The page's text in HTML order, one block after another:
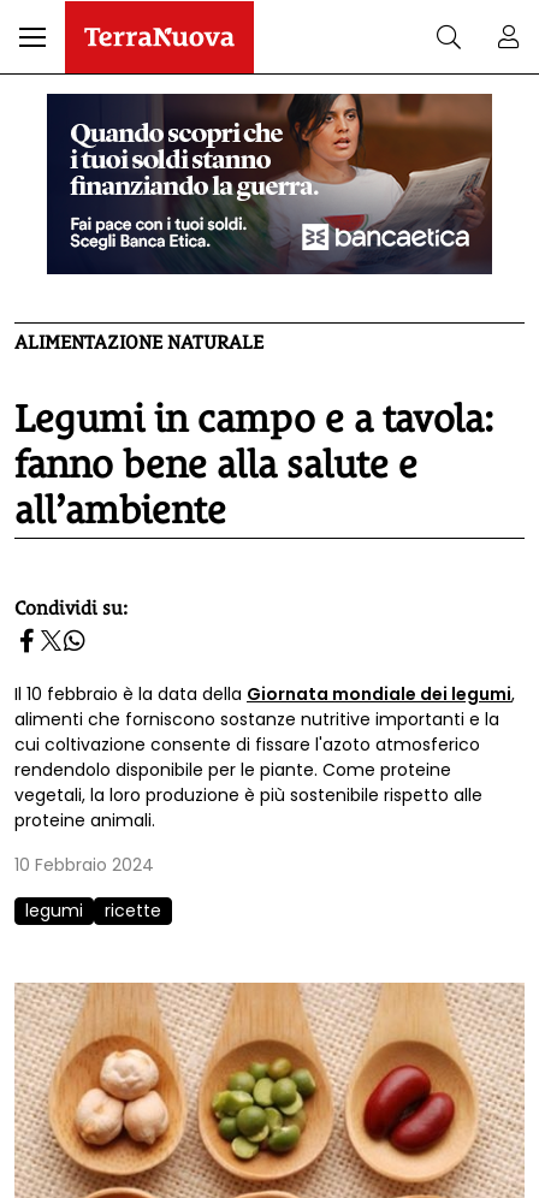
ALIMENTAZIONE NATURALE
Legumi in campo e a tavola:
fanno bene alla salute e
all’ambiente
homepage h2
Condividi su:
Il 10 febbraio è la data della Giornata mondiale dei legumi,
alimenti che forniscono sostanze nutritive importanti e la
cui coltivazione consente di fissare l'azoto atmosferico
rendendolo disponibile per le piante. Come proteine
vegetali, la loro produzione è più sostenibile rispetto alle
proteine animali.
10 Febbraio 2024
legumi
ricette